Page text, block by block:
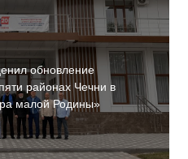
обновление
районах Чечни в
малой Родины»